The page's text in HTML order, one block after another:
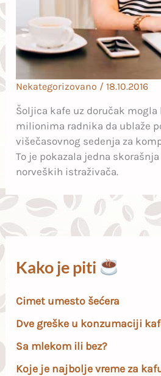
Nekategorizovano /18.10.2016
Šoljica kafe uz doručak mogla
milionima radnika da ublaže
višečasovnog sedenja za
To je pokazala jedna
norveških istraživača.
Kako je piti
Cimet umesto šećera
Dve greške u konzumaciji
Sa mlekom ili bez?
Koje je najbolje vreme za